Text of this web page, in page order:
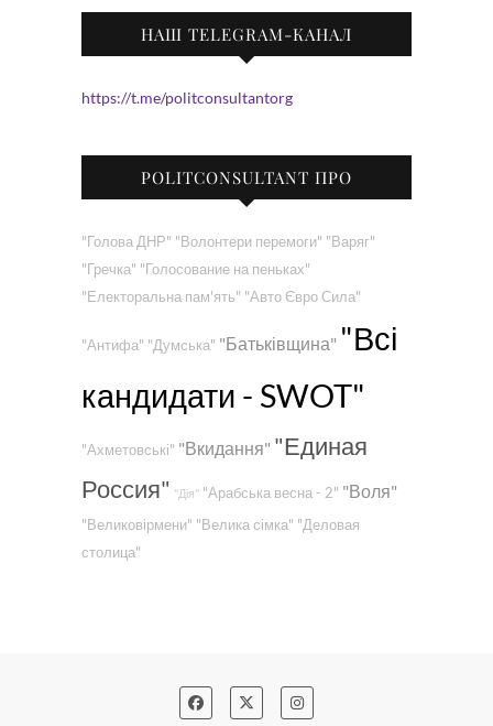
НАШ TELEGRAM-КАНАЛ
https://t.me/politconsultantorg
POLITCONSULTANT ПРО
"Голова ДНР" "Волонтери перемоги" "Варяг"
"Гречка" "Голосование на пеньках"
"Електоральна пам'ять" "Авто Євро Сила"
"Антифа" "Думська" "Батьківщина" "Всі
кандидати - SWOT"
"Ахметовські" "Вкидання" "Единая
Россия" "Дія" "Арабська весна - 2" "Воля"
"Великовірмени" "Велика сімка" "Деловая
столица"